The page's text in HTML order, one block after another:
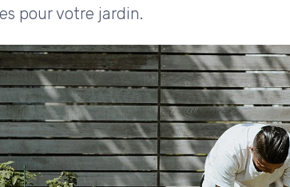
pour votre jardin.